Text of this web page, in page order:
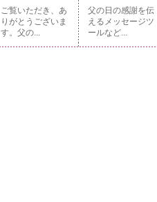
ご覧いただき、あ
りがとうございま
す。父の...
父の日の感謝を伝
えるメッセージツ
ールなど...